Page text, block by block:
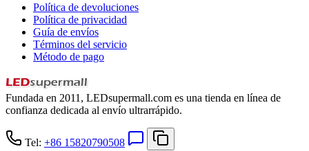
Política de devoluciones
Política de privacidad
Guía de envíos
Términos del servicio
Método de pago
Fundada en 2011, LEDsupermall.com es una tienda en línea de
confianza dedicada al envío ultrarrápido.
Tel: +86 15820790508